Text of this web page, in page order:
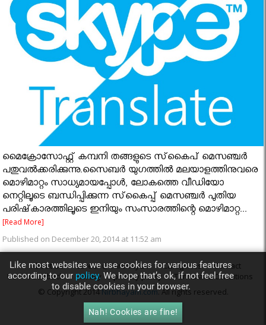
മൈക്രോസോഫ്റ്റ് കമ്പനി തങ്ങളുടെ സ്‌കൈപ് മെസഞ്ചര്‍
പതുവല്‍ക്കരിക്കുന്നു.സൈബര്‍ യുഗത്തില്‍ മലയാളത്തിനുവരെ
മൊഴിമാറ്റം സാധ്യമായപ്പോള്‍, ലോകത്തെ വീഡിയോ
നെറ്റിലൂടെ ബന്ധിപ്പിക്കുന്ന സ്‌കൈപ്പ് മെസഞ്ചര്‍ പുതിയ
പരിഷ്‌കാരത്തിലൂടെ ഇനിയും സംസാരത്തിന്റെ മൊഴിമാറ്റ...
[Read More]
Published on December 20, 2014 at 11:52 am
About Us Career @ Nirbhayam Categories
Contact
Us
Feedback Privacy privacy policy
Terms and Conditions
© Copyright 2014Nirbhayam.com. All rights reserved.
Like most websites we use cookies for various features
according to our policy. We hope that’s ok, if not feel free
to disable cookies in your browser.
Nah! Cookies are fine!